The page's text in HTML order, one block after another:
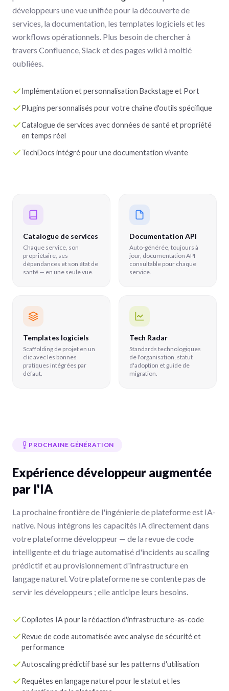
développeurs une vue unifiée pour la découverte de
services, la documentation, les templates logiciels et les
workflows opérationnels. Plus besoin de chercher à
travers Confluence, Slack et des pages wiki à moitié
oubliées.
Implémentation et personnalisation Backstage et Port
Plugins personnalisés pour votre chaîne d'outils spécifique
Catalogue de services avec données de santé et propriété
en temps réel
TechDocs intégré pour une documentation vivante
Catalogue de services
Chaque service, son
propriétaire, ses
dépendances et son état de
santé — en une seule vue.
Documentation API
Auto-générée, toujours à
jour, documentation API
consultable pour chaque
service.
Templates logiciels
Scaffolding de projet en un
clic avec les bonnes
pratiques intégrées par
défaut.
Tech Radar
Standards technologiques
de l'organisation, statut
d'adoption et guide de
migration.
PROCHAINE GÉNÉRATION
Expérience développeur augmentée
par l'IA
La prochaine frontière de l'ingénierie de plateforme est IA-
native. Nous intégrons les capacités IA directement dans
votre plateforme développeur — de la revue de code
intelligente et du triage automatisé d'incidents au scaling
prédictif et au provisionnement d'infrastructure en
langage naturel. Votre plateforme ne se contente pas de
servir les développeurs ; elle anticipe leurs besoins.
Copilotes IA pour la rédaction d'infrastructure-as-code
Revue de code automatisée avec analyse de sécurité et
performance
Autoscaling prédictif basé sur les patterns d'utilisation
Requêtes en langage naturel pour le statut et les